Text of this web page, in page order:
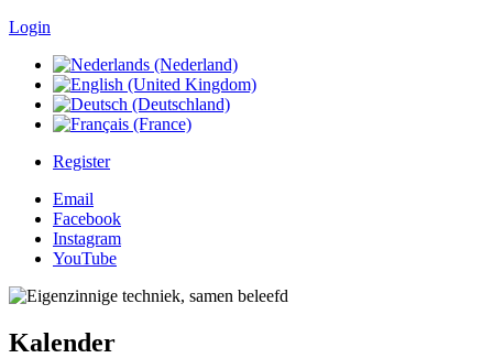
Login
Register
Email
Facebook
Instagram
YouTube
Kalender